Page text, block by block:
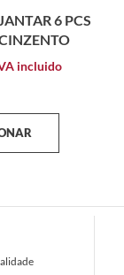
6 PCS
incluido